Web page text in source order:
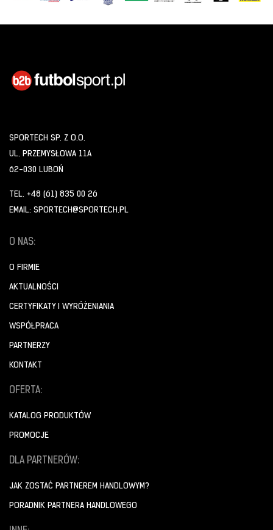
SPORTECH SP. Z O.O.
UL. PRZEMYSŁOWA 11A
62-030 LUBOŃ
TEL. +48 (61) 835 00 26
EMAIL: SPORTECH@SPORTECH.PL
O NAS:
O FIRMIE
AKTUALNOŚCI
CERTYFIKATY I WYRÓŻENIANIA
WSPÓŁPRACA
PARTNERZY
KONTAKT
OFERTA:
KATALOG PRODUKTÓW
PROMOCJE
DLA PARTNERÓW:
JAK ZOSTAĆ PARTNEREM HANDLOWYM?
PORADNIK PARTNERA HANDLOWEGO